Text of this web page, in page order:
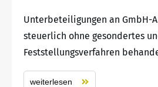
Unterbeteiligungen an GmbH-
steuerlich ohne gesondertes
Feststellungsverfahren
weiterlesen